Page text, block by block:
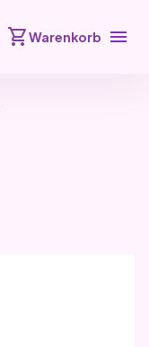
shopping_cartWarenkorb menu